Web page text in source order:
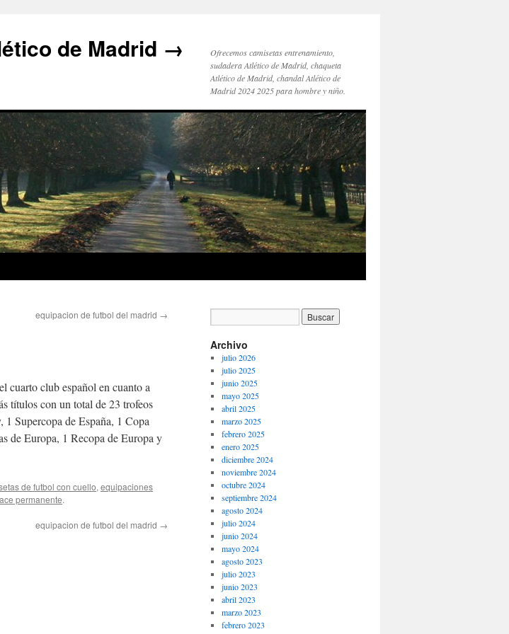
de Madrid →
Ofrecemos camisetas entrenamiento,
sudadera Atlético de Madrid, chaqueta
Atlético de Madrid, chandal Atlético de
Madrid 2024 2025 para hombre y niño.
equipacion de futbol del madrid →
cuarto club español en cuanto a
títulos con un total de 23 trofeos
Supercopa de España, 1 Copa
de Europa, 1 Recopa de Europa y
de futbol con cuello, equipaciones
permanente.
equipacion de futbol del madrid →
Archivo
julio 2026
julio 2025
junio 2025
mayo 2025
abril 2025
marzo 2025
febrero 2025
enero 2025
diciembre 2024
noviembre 2024
octubre 2024
septiembre 2024
agosto 2024
julio 2024
junio 2024
mayo 2024
agosto 2023
julio 2023
junio 2023
abril 2023
marzo 2023
febrero 2023